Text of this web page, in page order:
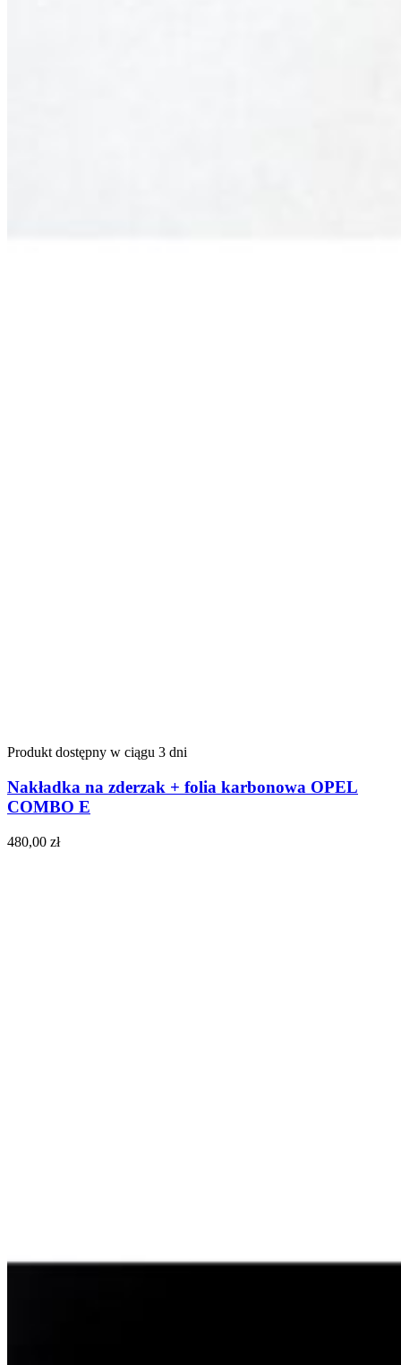
Produkt dostępny w ciągu 3 dni
Nakładka na zderzak + folia karbonowa OPEL
COMBO E
480,00 zł